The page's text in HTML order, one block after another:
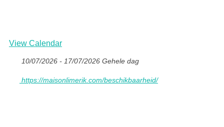
View Calendar
10/07/2026 - 17/07/2026 Gehele dag
https://maisonlimerik.com/beschikbaarheid/